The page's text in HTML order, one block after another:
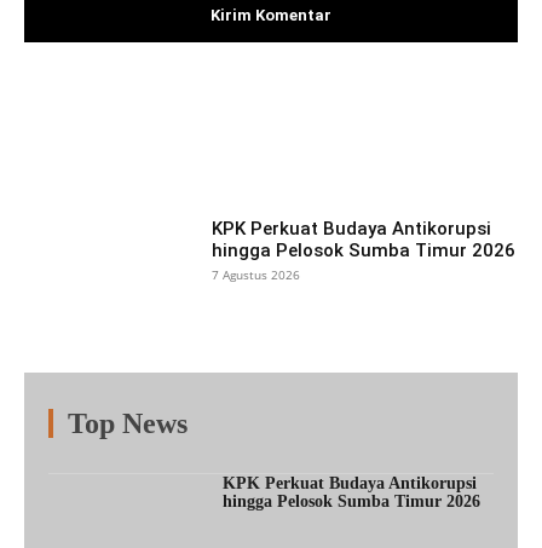
KPK Perkuat Budaya Antikorupsi
hingga Pelosok Sumba Timur 2026
7 Agustus 2026
Top News
KPK Perkuat Budaya Antikorupsi
hingga Pelosok Sumba Timur 2026